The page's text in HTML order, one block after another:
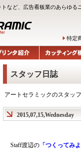
など、広告看板業のあらゆる
特定
スタッフ日誌
アートセラミックのスタッ
2015,07,15,Wednesday
Staff渡辺の 「つくってみ